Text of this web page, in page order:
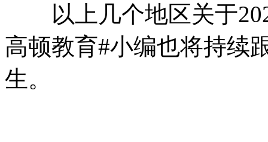
以上几个地区关于
高顿教育#小编也将持续
生。